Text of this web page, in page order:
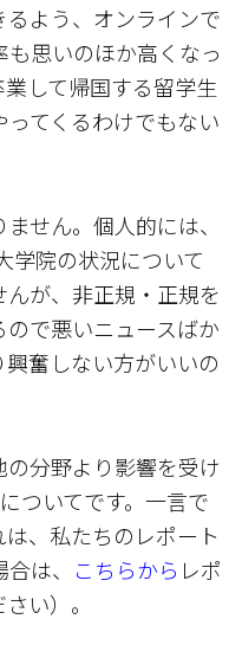
よう、オンラインで
思いのほか高くなっ
して帰国する留学生
てくるわけでもない
せん。個人的には、
学院の状況について
が、非正規・正規を
で悪いニュースばか
奮しない方がいいの
分野より影響を受け
ついてです。一言で
、私たちのレポート
は、
こちらから レポ
い）。